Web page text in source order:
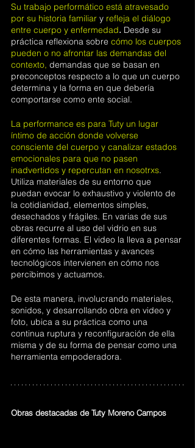
Su trabajo performático está atravesado
por su historia familiar y refleja el diálogo
entre cuerpo y enfermedad. Desde su
práctica reflexiona sobre cómo los cuerpos
pueden o no afrontar las demandas del
contexto, demandas que se basan en
preconceptos respecto a lo que un cuerpo
determina y la forma en que debería
comportarse como ente social.
La performance es para Tuty un lugar
íntimo de acción donde volverse
consciente del cuerpo y canalizar estados
emocionales para que no pasen
inadvertidos y repercutan en nosotrxs.
Utiliza materiales de su entorno que
puedan evocar lo exhaustivo y violento de
la cotidianidad, elementos simples,
desechados y frágiles. En varias de sus
obras recurre al uso del vidrio en sus
diferentes formas. El video la lleva a pensar
en cómo las herramientas y avances
tecnológicos intervienen en cómo nos
percibimos y actuamos.
De esta manera, involucrando materiales,
sonidos, y desarrollando obra en video y
foto, ubica a su práctica como una
continua ruptura y reconfiguración de ella
misma y de su forma de pensar como una
herramienta empoderadora.
Obras destacadas de Tuty Moreno Campos